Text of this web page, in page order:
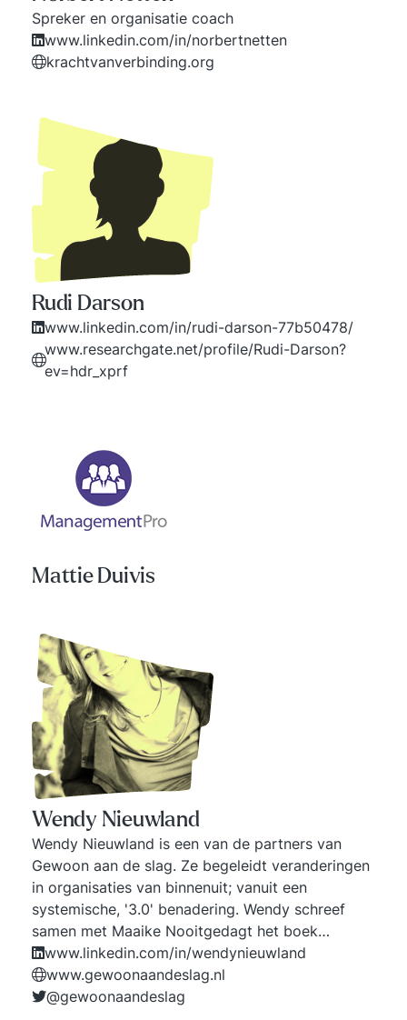
Spreker en organisatie coach
www.linkedin.com/in/norbertnetten
krachtvanverbinding.org
Rudi Darson
www.linkedin.com/in/rudi-darson-77b50478/
www.researchgate.net/profile/Rudi-Darson?
ev=hdr_xprf
Mattie Duivis
Wendy Nieuwland
Wendy Nieuwland is een van de partners van
Gewoon aan de slag. Ze begeleidt veranderingen
in organisaties van binnenuit; vanuit een
systemische, '3.0' benadering. Wendy schreef
samen met Maaike Nooitgedagt het boek
'Veranderen 3.0. Zeven essentiële principes voor
organisatieverandering van binnenuit'.
www.linkedin.com/in/wendynieuwland
www.gewoonaandeslag.nl
@gewoonaandeslag